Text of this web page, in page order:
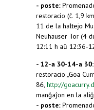
- poste:
restoracio (ĉ. 1,9
11 de la haltejo
Neuhäuser Tor (4
12:11 h aŭ 12:36-
- 12-a 30-14-a 30:
restoracio „Goa
86, http://
manĝaĵon en la
- poste: